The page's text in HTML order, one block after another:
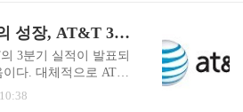
에도 뛰어들 것이라는
의 검색 능력과 서비
분야에 뛰어들 것이
러나고 있다. 이미 지난
MySpace의 자회사인 i
유선의 쇠퇴와 무선의 성장, AT&T 3분기 실적은 나쁘지 않다
3분기 실적이 발표되
다. 대체적으로 AT&T
정적으로 평가되는 분